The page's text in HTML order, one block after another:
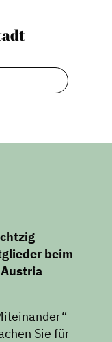
beim
Sie für